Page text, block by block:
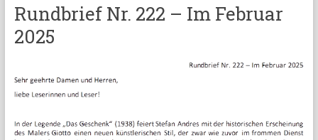
Rundbrief Nr. 222 – Im Februar
2025